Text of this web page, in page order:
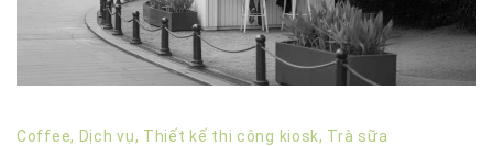
Coffee, Dịch vụ, Thiết kế thi công kiosk, Trà sữa